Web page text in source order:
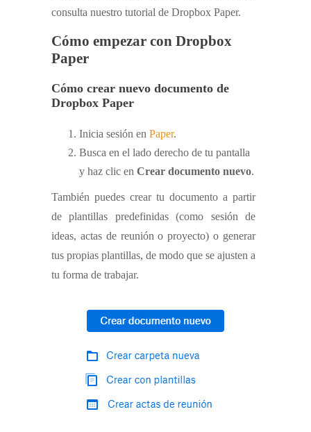
consulta nuestro tutorial de Dropbox Paper.
Cómo empezar con Dropbox
Paper
Cómo crear nuevo documento de
Dropbox Paper
Inicia sesión en Paper.
Busca en el lado derecho de tu pantalla
y haz clic en Crear documento nuevo.
También puedes crear tu documento a partir
de plantillas predefinidas (como sesión de
ideas, actas de reunión o proyecto) o generar
tus propias plantillas, de modo que se ajusten a
tu forma de trabajar.